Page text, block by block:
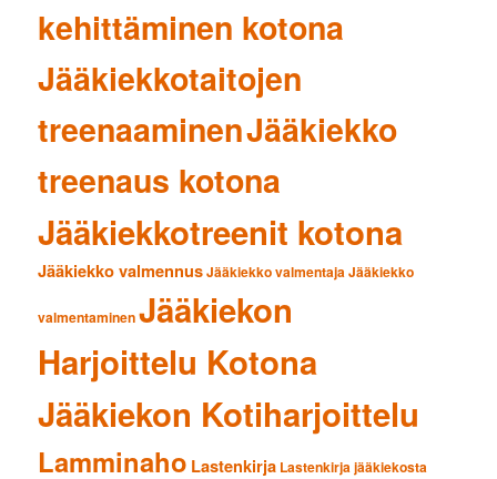
kehittäminen kotona
Jääkiekkotaitojen
treenaaminenJääkiekko
treenaus kotona
Jääkiekkotreenit kotona
Jääkiekko valmennusJääkiekko valmentaja Jääkiekko
valmentaminenJääkiekon
Harjoittelu Kotona
Jääkiekon Kotiharjoittelu
Lamminaho Lastenkirja Lastenkirja jääkiekosta